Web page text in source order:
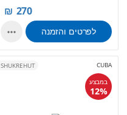
270
₪
לפרטים והזמנה 
CUBA
במבצע
12%
SHUKREHUT